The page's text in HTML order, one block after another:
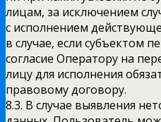
лицам, за исключением
с исполнением
в случае, если субъектом
согласие Оператору на
лицу для исполнения
правовому договору.
8.3. В случае выявления